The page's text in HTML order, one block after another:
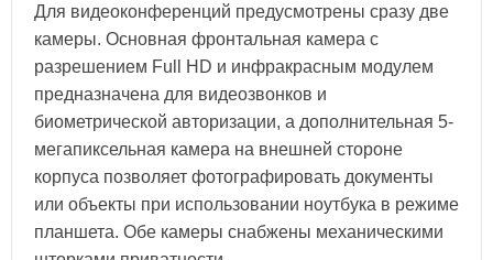
Для видеоконференций предусмотрены сразу две
камеры. Основная фронтальная камера с
разрешением Full HD и инфракрасным модулем
предназначена для видеозвонков и
биометрической авторизации, а дополнительная 5-
мегапиксельная камера на внешней стороне
корпуса позволяет фотографировать документы
или объекты при использовании ноутбука в режиме
планшета. Обе камеры снабжены механическими